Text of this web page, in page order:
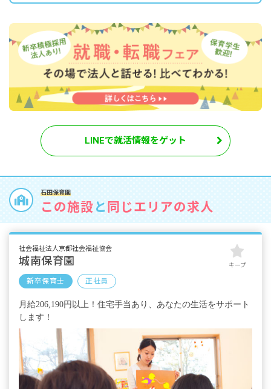
LINEで就活情報をゲット
石田保育園
この施設 と 同じエリアの求人
社会福祉法人京都社会福祉協会
城南保育園
新卒保育士 正社員
キープ
月給206,190円以上！住宅手当あり、あなたの生活をサポート
します！